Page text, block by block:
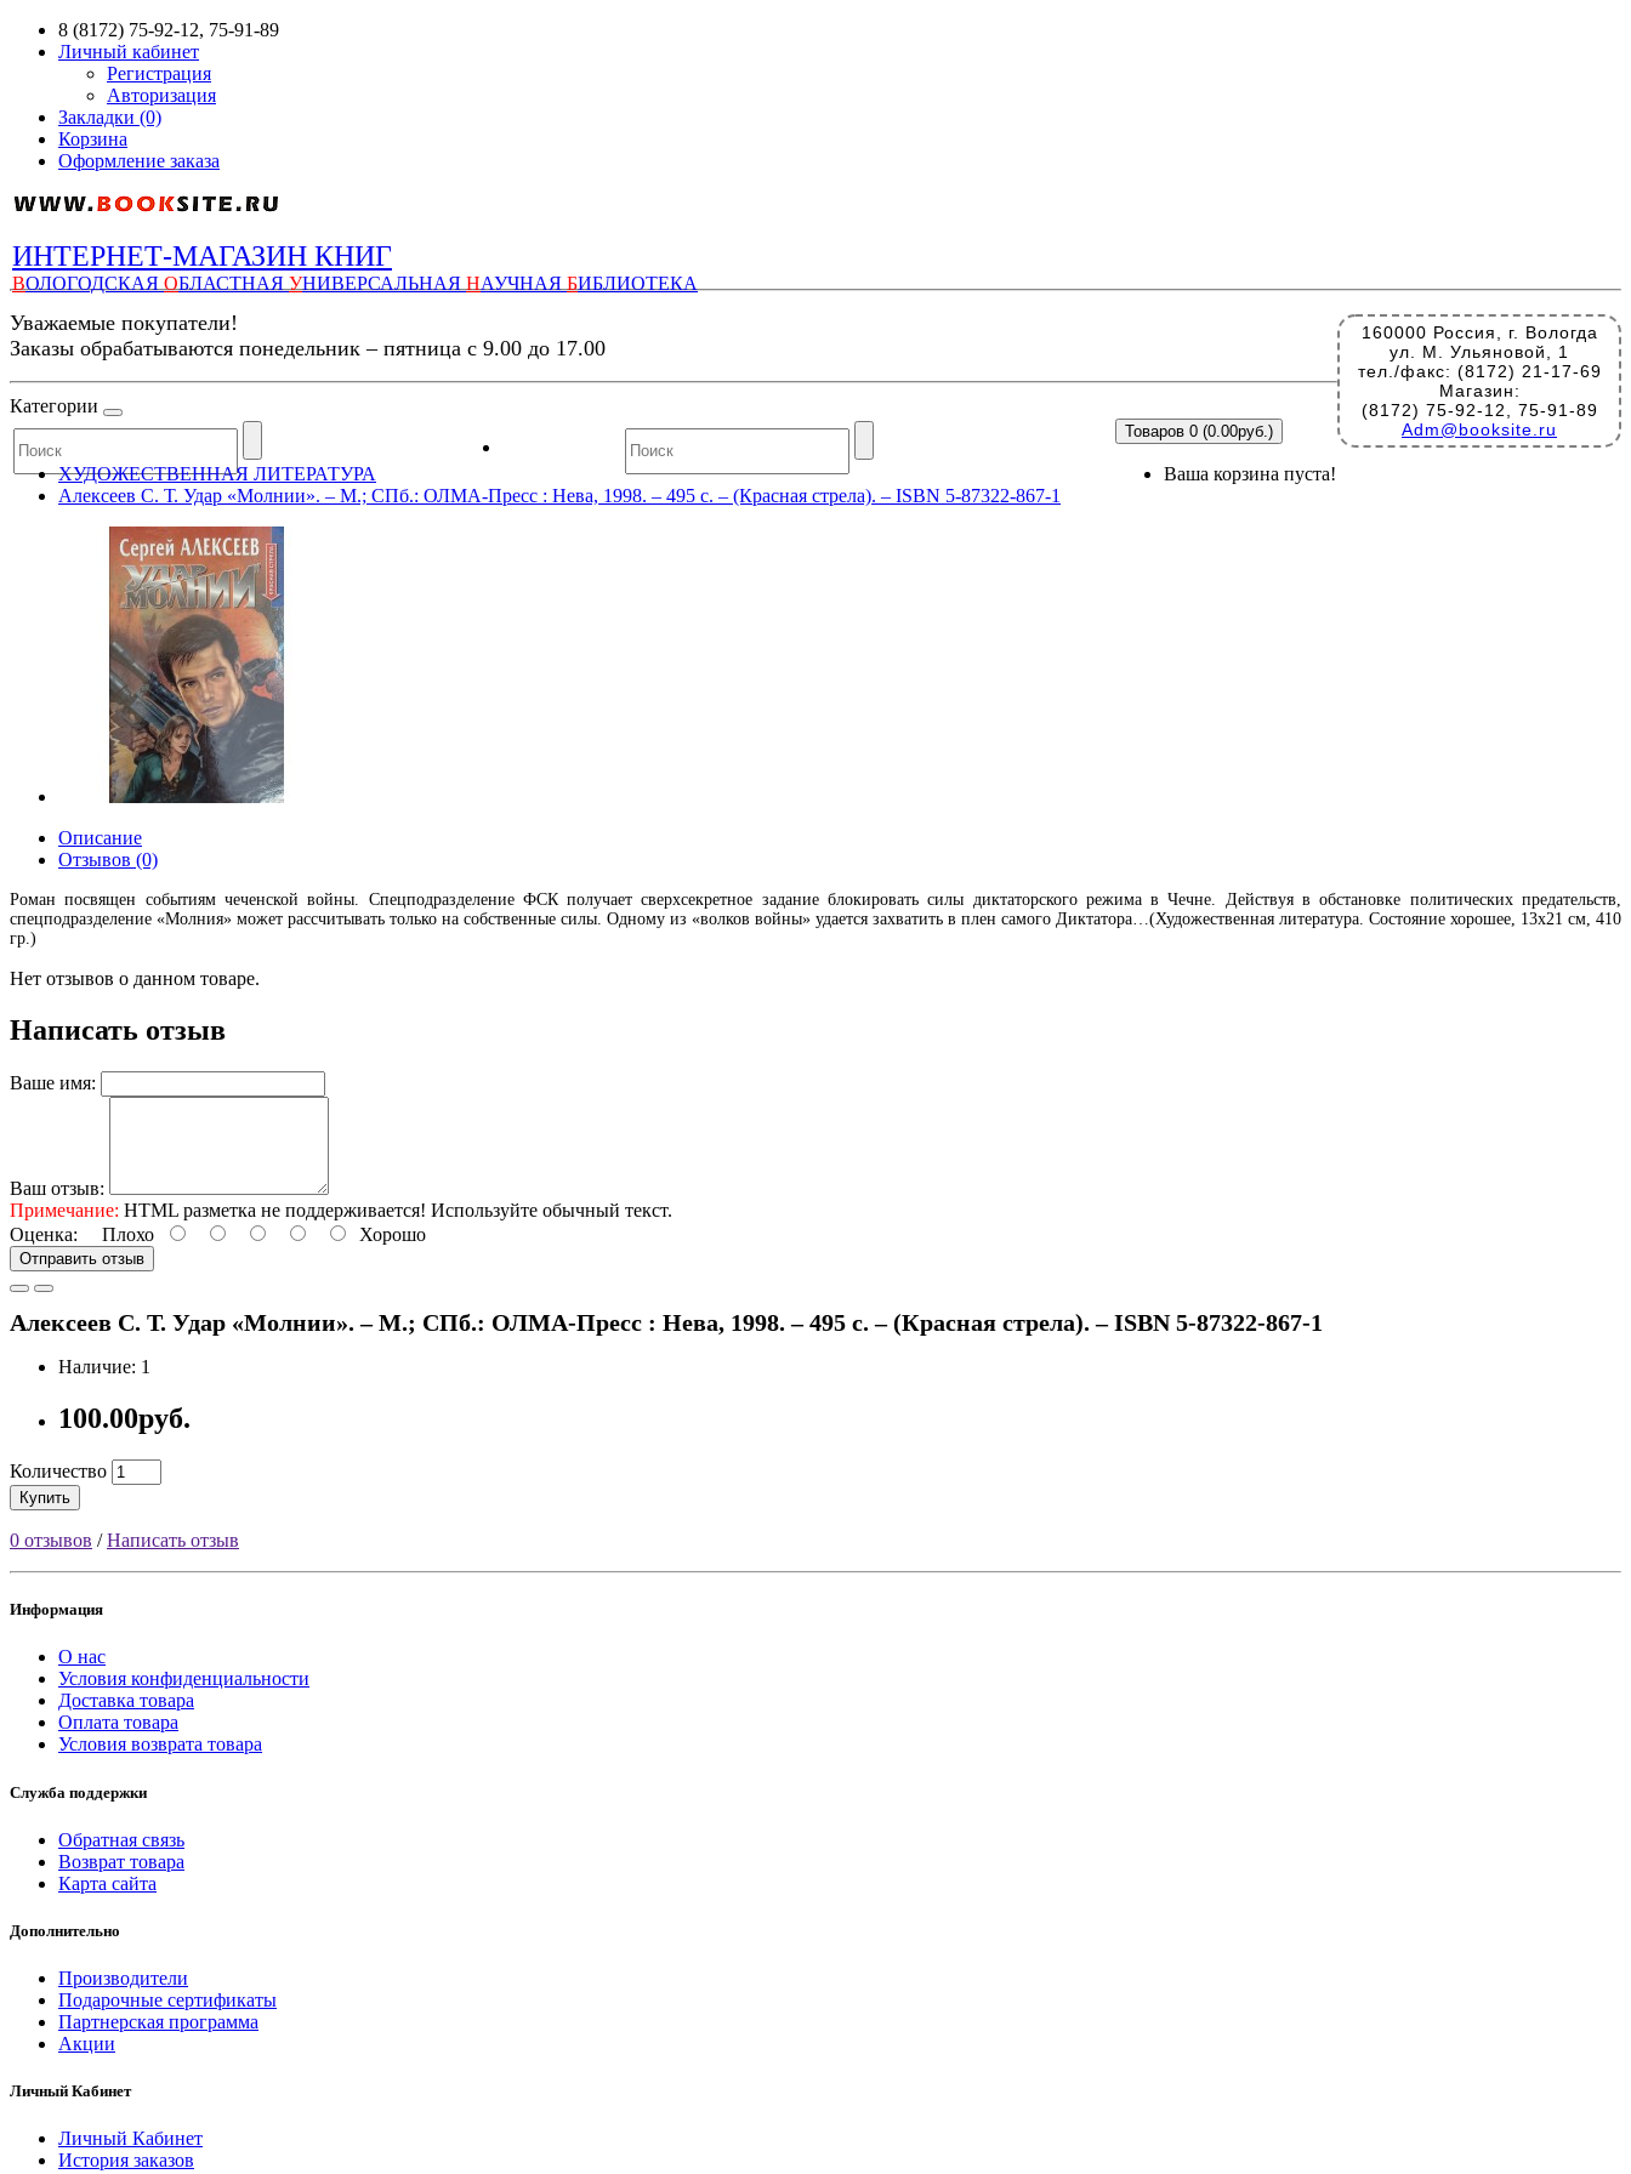
8 (8172) 75-92-12, 75-91-89
Личный кабинет
Регистрация
Авторизация
Закладки (0)
Корзина
Оформление заказа
ИНТЕРНЕТ-МАГАЗИН КНИГ
ВОЛОГОДСКАЯ ОБЛАСТНАЯ УНИВЕРСАЛЬНАЯ НАУЧНАЯ БИБЛИОТЕКА
160000 Россия, г. Вологда
ул. М. Ульяновой, 1
тел./факс: (8172) 21-17-69
Магазин:
(8172) 75-92-12, 75-91-89
Adm@booksite.ru
Уважаемые покупатели!
Заказы обрабатываются понедельник – пятница с 9.00 до 17.00
Категории
Товаров 0 (0.00руб.)
Ваша корзина пуста!
ХУДОЖЕСТВЕННАЯ ЛИТЕРАТУРА
Алексеев С. Т. Удар «Молнии». – М.; СПб.: ОЛМА-Пресс : Нева, 1998. – 495 с. – (Красная стрела). – ISBN 5-87322-867-1
Описание
Отзывов (0)
Роман посвящен событиям чеченской войны. Спецподразделение ФСК получает сверхсекретное задание блокировать силы диктаторского режима в Чечне. Действуя в обстановке политических предательств,
спецподразделение «Молния» может рассчитывать только на собственные силы. Одному из «волков войны» удается захватить в плен самого Диктатора…(Художественная литература. Состояние хорошее, 13х21 см, 410
гр.)
Нет отзывов о данном товаре.
Написать отзыв
Ваше имя:
Ваш отзыв:
Примечание: HTML разметка не поддерживается! Используйте обычный текст.
Оценка: Плохо Хорошо
Отправить отзыв
Алексеев С. Т. Удар «Молнии». – М.; СПб.: ОЛМА-Пресс : Нева, 1998. – 495 с. – (Красная стрела). – ISBN 5-87322-867-1
Наличие: 1
100.00руб.
Количество
Купить
0 отзывов /Написать отзыв
Информация
О нас
Условия конфиденциальности
Доставка товара
Оплата товара
Условия возврата товара
Служба поддержки
Обратная связь
Возврат товара
Карта сайта
Дополнительно
Производители
Подарочные сертификаты
Партнерская программа
Акции
Личный Кабинет
Личный Кабинет
История заказов